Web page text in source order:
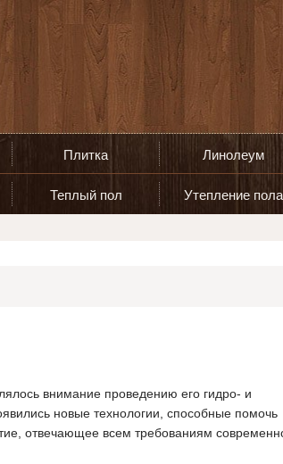
Плитка Линолеум
Теплый пол Утепление пола
внимание проведению его гидро- и
новые технологии, способные помочь
отвечающее всем требованиям